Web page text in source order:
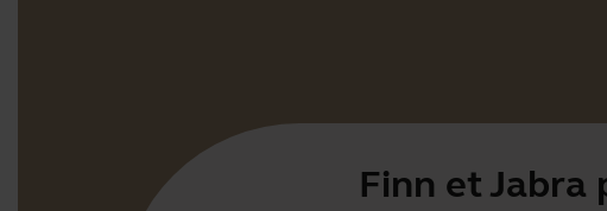
Finn et Jabra